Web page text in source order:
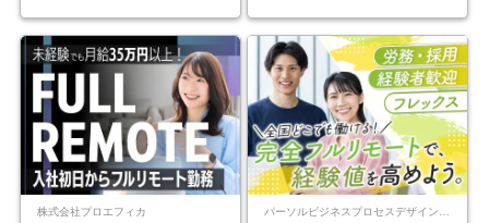
株式会社プロエフィカ パーソルビジネスプロセスデザイン株式会社 事業開発本部